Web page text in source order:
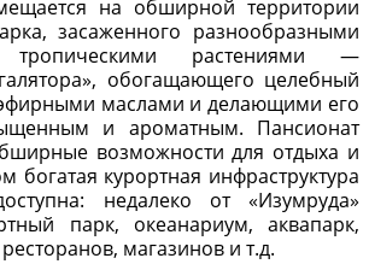
на обширной территории
засаженного разнообразными
растениями —
обогащающего целебный
маслами и делающими его
и ароматным. Пансионат
возможности для отдыха и
богатая курортная инфраструктура
недалеко от «Изумруда»
парк, океанариум, аквапарк,
магазинов и т.д.